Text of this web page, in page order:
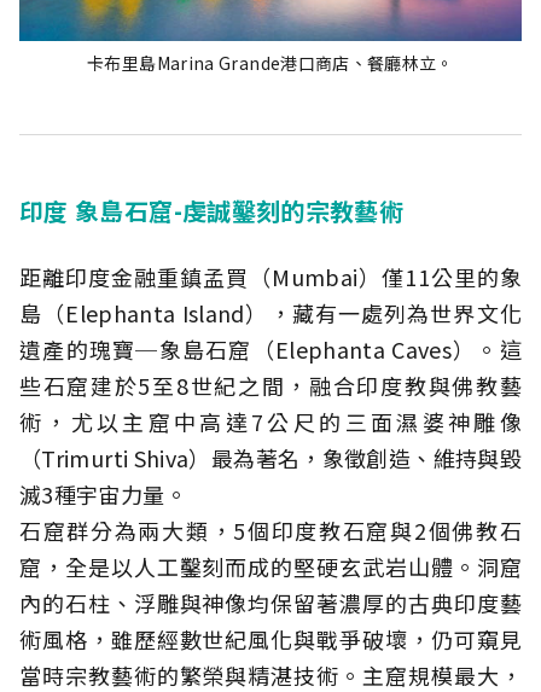
卡布里島Marina Grande港口商店、餐廳林立。
印度 象島石窟-虔誠鑿刻的宗教藝術
距離印度金融重鎮孟買（Mumbai）僅11公里的象
島（Elephanta Island），藏有一處列為世界文化
遺產的瑰寶─象島石窟（Elephanta Caves）。這
些石窟建於5至8世紀之間，融合印度教與佛教藝
術，尤以主窟中高達7公尺的三面濕婆神雕像
（Trimurti Shiva）最為著名，象徵創造、維持與毀
滅3種宇宙力量。
石窟群分為兩大類，5個印度教石窟與2個佛教石
窟，全是以人工鑿刻而成的堅硬玄武岩山體。洞窟
內的石柱、浮雕與神像均保留著濃厚的古典印度藝
術風格，雖歷經數世紀風化與戰爭破壞，仍可窺見
當時宗教藝術的繁榮與精湛技術。主窟規模最大，